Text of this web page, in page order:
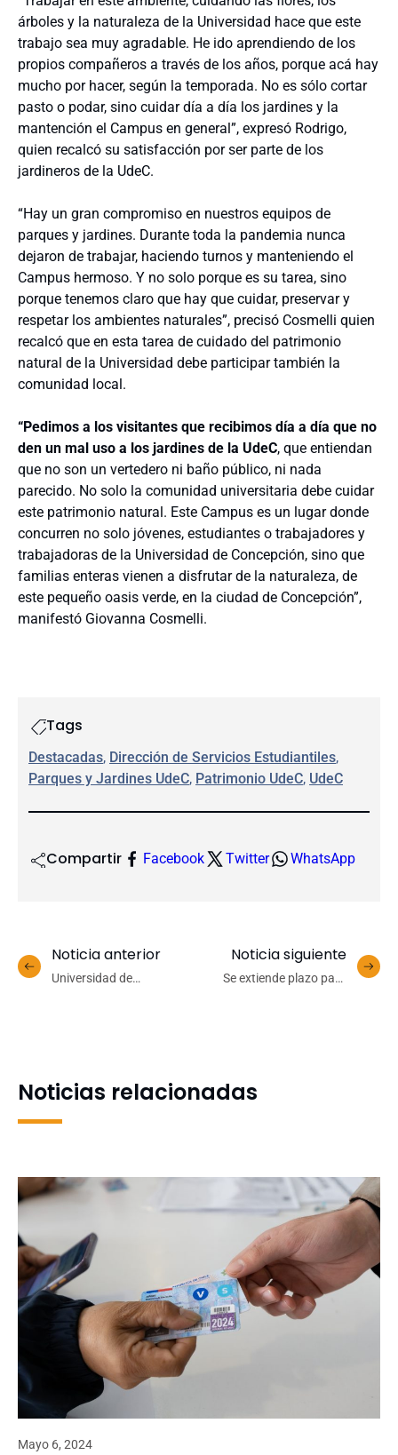
árboles y la naturaleza de la Universidad hace que este
trabajo sea muy agradable. He ido aprendiendo de los
propios compañeros a través de los años, porque acá hay
mucho por hacer, según la temporada. No es sólo cortar
pasto o podar, sino cuidar día a día los jardines y la
mantención el Campus en general”, expresó Rodrigo,
quien recalcó su satisfacción por ser parte de los
jardineros de la UdeC.
“Hay un gran compromiso en nuestros equipos de
parques y jardines. Durante toda la pandemia nunca
dejaron de trabajar, haciendo turnos y manteniendo el
Campus hermoso. Y no solo porque es su tarea, sino
porque tenemos claro que hay que cuidar, preservar y
respetar los ambientes naturales”, precisó Cosmelli quien
recalcó que en esta tarea de cuidado del patrimonio
natural de la Universidad debe participar también la
comunidad local.
“Pedimos a los visitantes que recibimos día a día que no
den un mal uso a los jardines de la UdeC, que entiendan
que no son un vertedero ni baño público, ni nada
parecido. No solo la comunidad universitaria debe cuidar
este patrimonio natural. Este Campus es un lugar donde
concurren no solo jóvenes, estudiantes o trabajadores y
trabajadoras de la Universidad de Concepción, sino que
familias enteras vienen a disfrutar de la naturaleza, de
este pequeño oasis verde, en la ciudad de Concepción”,
manifestó Giovanna Cosmelli.
Tags
Destacadas, Dirección de Servicios Estudiantiles
Parques y Jardines UdeC, Patrimonio UdeC, UdeC
Compartir Facebook Twitter WhatsApp
Noticia anterior
Universidad de
Noticia siguiente
Se extiende plazo para
Noticias relacionadas
Mayo 6, 2024